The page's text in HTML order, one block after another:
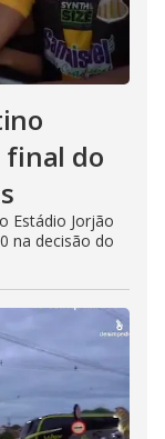
final do
Estádio Jorjão
na decisão do